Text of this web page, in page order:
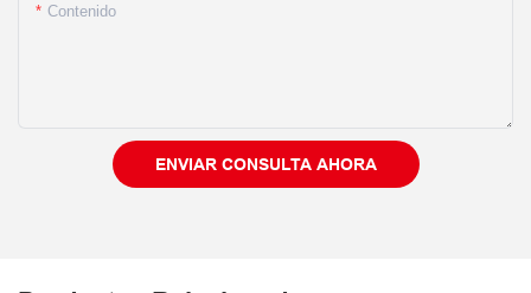
Contenido
ENVIAR CONSULTA AHORA